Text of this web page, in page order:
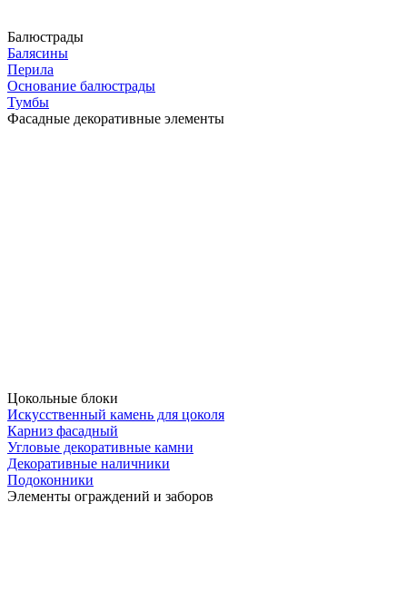
Балюстрады
Балясины
Перила
Основание балюстрады
Тумбы
Фасадные декоративные элементы
Цокольные блоки
Искусственный камень для цоколя
Карниз фасадный
Угловые декоративные камни
Декоративные наличники
Подоконники
Элементы ограждений и заборов